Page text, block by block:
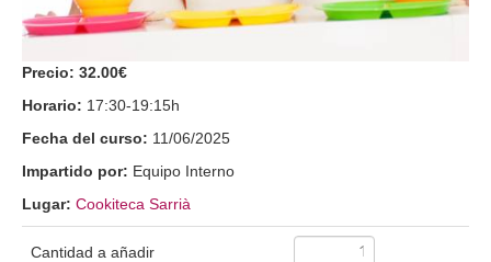
Precio: 32.00€
Horario: 17:30-19:15h
Fecha del curso: 11/06/2025
Impartido por: Equipo Interno
Lugar: Cookiteca Sarrià
Cantidad a añadir